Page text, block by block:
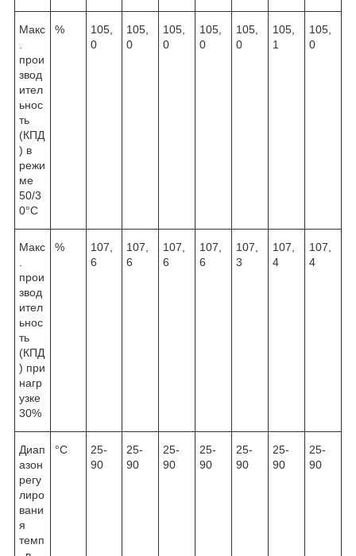
Макс
прои
звод
ител
ьнос
ть
(КПД
) в
режи
ме
50/3
0°С
%
105,
0
105,
0
105,
0
105,
0
105,
0
105,
1
105,
0
Макс
прои
звод
ител
ьнос
ть
(КПД
) при
нагр
узке
30%
%
107,
6
107,
6
107,
6
107,
6
107,
3
107,
4
107,
4
Диап
азон
регу
лиро
вани
я
темп
°С
25-
90
25-
90
25-
90
25-
90
25-
90
25-
90
25-
90